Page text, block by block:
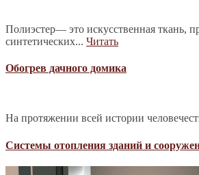
Полиэстер— это искусственная ткань,
синтетических... Читать
Обогрев дачного домика
На протяжении всей истории
Системы отопления зданий и